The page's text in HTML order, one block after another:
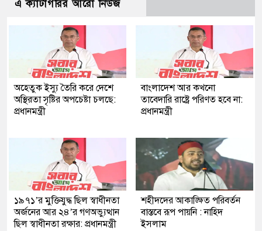
এ ক্যাটাগরির আরো নিউজ
অহেতুক ইস্যু তৈরি করে দেশে
অস্থিরতা সৃষ্টির অপচেষ্টা চলছে:
প্রধানমন্ত্রী
বাংলাদেশ আর কখনো
তাবেদারি রাষ্ট্রে পরিণত হবে না:
প্রধানমন্ত্রী
১৯৭১’র মুক্তিযুদ্ধ ছিল স্বাধীনতা
অর্জনের আর ২৪’র গণঅভ্যুত্থান
ছিল স্বাধীনতা রক্ষার: প্রধানমন্ত্রী
শহীদদের আকাঙ্ক্ষিত পরিবর্তন
বাস্তবে রূপ পায়নি : নাহিদ
ইসলাম